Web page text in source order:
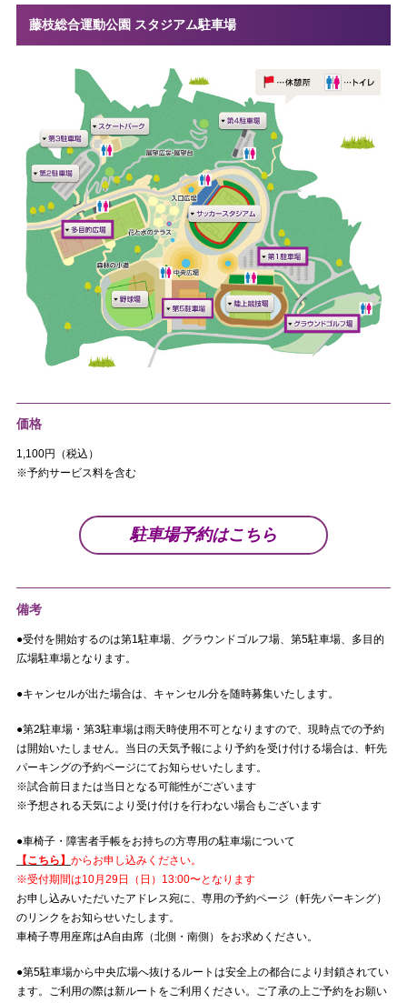
藤枝総合運動公園 スタジアム駐車場
価格
1,100円（税込）
※予約サービス料を含む
駐車場予約はこちら
備考
●受付を開始するのは第1駐車場、グラウンドゴルフ場、第5駐車場、多目的
広場駐車場となります。
●キャンセルが出た場合は、キャンセル分を随時募集いたします。
●第2駐車場・第3駐車場は雨天時使用不可となりますので、現時点での予約
は開始いたしません。当日の天気予報により予約を受け付ける場合は、軒先
パーキングの予約ページにてお知らせいたします。
※試合前日または当日となる可能性がございます
※予想される天気により受け付けを行わない場合もございます
●車椅子・障害者手帳をお持ちの方専用の駐車場について
【こちら】 からお申し込みください。
※受付期間は10月29日（日）13:00〜となります
お申し込みいただいたアドレス宛に、専用の予約ページ（軒先パーキング）
のリンクをお知らせいたします。
車椅子専用座席はA自由席（北側・南側）をお求めください。
●第5駐車場から中央広場へ抜けるルートは安全上の都合により封鎖されてい
ます。ご利用の際は新ルートをご利用ください。ご了承の上ご予約をお願い